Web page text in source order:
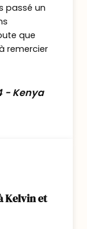
à
de chance
dans
Ewaso
de
le
profiter de
les
et
passé un
que
remercier
- Kenya
Kelvin et